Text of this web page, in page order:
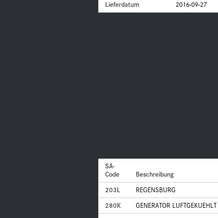
Lieferdatum 2016-09-27
SA-
Code
Beschreibung
203L
REGENSBURG
280K
GENERATOR